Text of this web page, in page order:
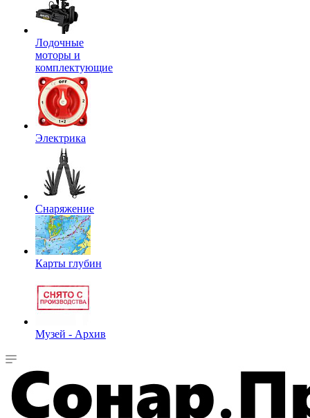
Лодочные
моторы и
комплектующие
Электрика
Снаряжение
Карты глубин
Музей - Архив